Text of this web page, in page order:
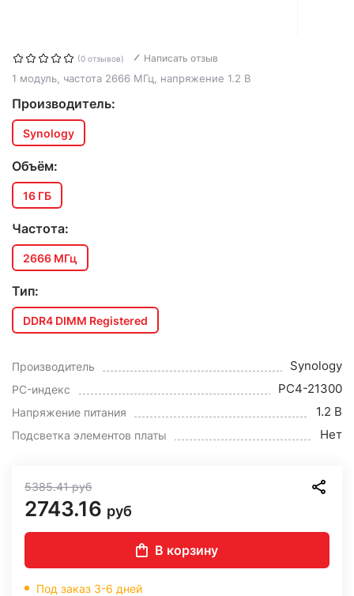
(0 отзывов) Написать отзыв
1 модуль, частота 2666 МГц, напряжение 1.2 В
Производитель:
Synology
Объём:
16 ГБ
Частота:
2666 МГц
Тип:
DDR4 DIMM Registered
Производитель Synology
PC-индекс PC4-21300
Напряжение питания 1.2 В
Подсветка элементов платы Нет
5385.41руб
2743.16 руб
В корзину
Под заказ 3-6 дней